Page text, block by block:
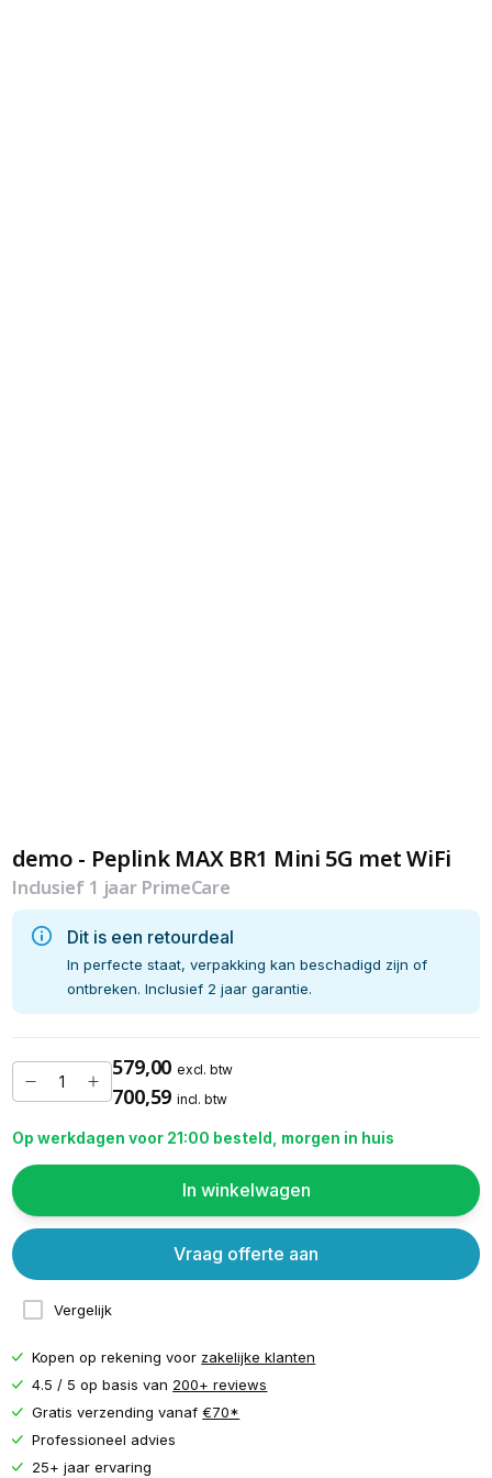
demo - Peplink MAX BR1 Mini 5G met WiFi
Inclusief 1 jaar PrimeCare
Dit is een retourdeal
In perfecte staat, verpakking kan beschadigd zijn of
ontbreken. Inclusief 2 jaar garantie.
579,00 excl. btw
700,59 incl. btw
Op werkdagen voor 21:00 besteld, morgen in huis
In winkelwagen
Vergelijk
Vraag offerte aan
Kopen op rekening voor zakelijke klanten
4.5 / 5 op basis van 200+ reviews
Gratis verzending vanaf€70*
Professioneel advies
25+ jaar ervaring